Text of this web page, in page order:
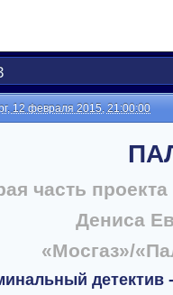
12 февраля 2015, 21:00:00
часть
Дениса
«Мосгаз»/